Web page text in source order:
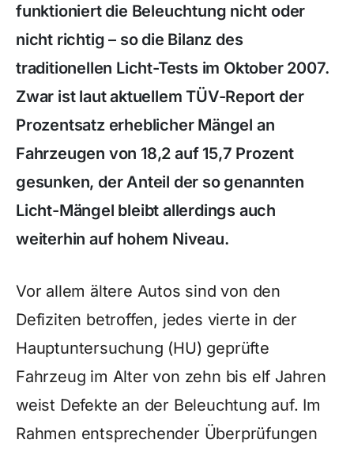
funktioniert die Beleuchtung nicht oder
nicht richtig – so die Bilanz des
traditionellen Licht-Tests im Oktober 2007.
Zwar ist laut aktuellem TÜV-Report der
Prozentsatz erheblicher Mängel an
Fahrzeugen von 18,2 auf 15,7 Prozent
gesunken, der Anteil der so genannten
Licht-Mängel bleibt allerdings auch
weiterhin auf hohem Niveau.
Vor allem ältere Autos sind von den
Defiziten betroffen, jedes vierte in der
Hauptuntersuchung (HU) geprüfte
Fahrzeug im Alter von zehn bis elf Jahren
weist Defekte an der Beleuchtung auf. Im
Rahmen entsprechender Überprüfungen